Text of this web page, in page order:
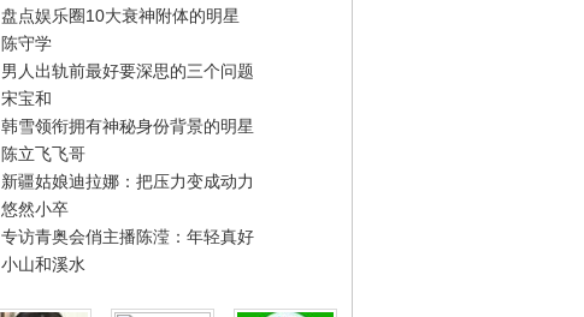
盘点娱乐圈10大衰神附体的明星
陈守学
男人出轨前最好要深思的三个问题
宋宝和
韩雪领衔拥有神秘身份背景的明星
陈立飞飞哥
新疆姑娘迪拉娜：把压力变成动力
悠然小卒
专访青奥会俏主播陈滢：年轻真好
小山和溪水